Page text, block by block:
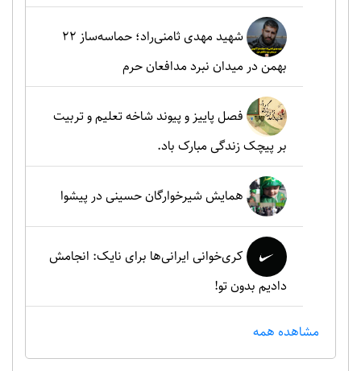
شهید مهدی ثامنی‌راد؛ حماسه‌ساز ۲۲
بهمن در میدان نبرد مدافعان حرم
فصل پاییز و پیوند شاخه تعلیم و تربیت
بر پیچک زندگی مبارک باد.
همایش شیرخوارگان حسینی در پیشوا
کری‌خوانی ایرانی‌ها برای نایک: انجامش
دادیم بدون تو!
مشاهده همه